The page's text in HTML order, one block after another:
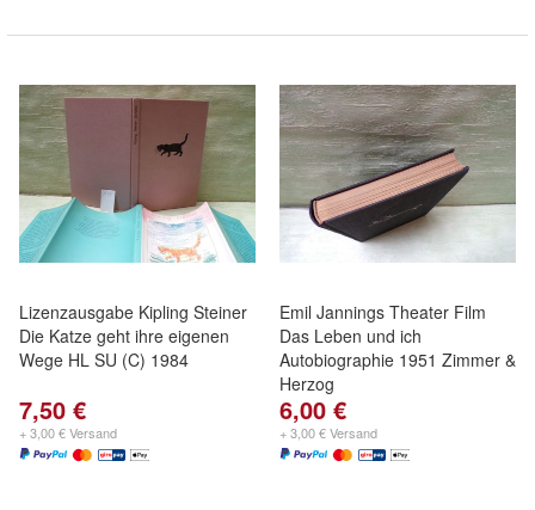
Lizenzausgabe Kipling Steiner
Die Katze geht ihre eigenen
Wege HL SU (C) 1984
7,50 €
+ 3,00 € Versand
Emil Jannings Theater Film
Das Leben und ich
Autobiographie 1951 Zimmer &
Herzog
6,00 €
+ 3,00 € Versand